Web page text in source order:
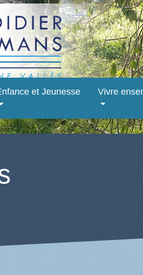
et Jeunesse Vivre